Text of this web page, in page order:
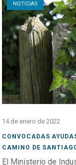
NOTICIAS
14 de enero de 2022
CONVOCADAS
CAMINO DE
El Ministerio de